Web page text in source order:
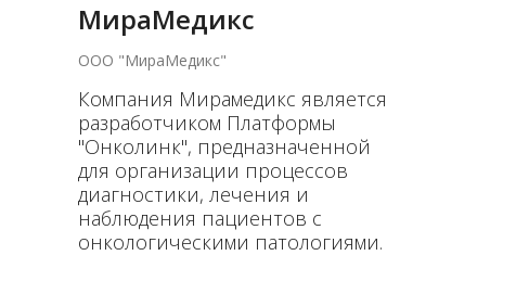
МираМедикс
ООО "МираМедикс"
Компания Мирамедикс является
разработчиком Платформы
"Онколинк", предназначенной
для организации процессов
диагностики, лечения и
наблюдения пациентов с
онкологическими патологиями.